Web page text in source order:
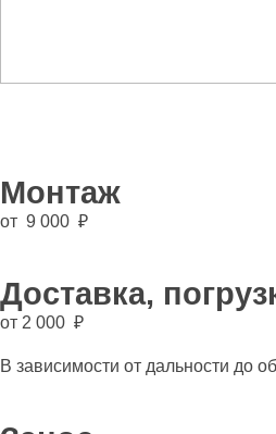
Монтаж
от 9 000 ₽
Доставка,
от 2 000 ₽
В зависимости от дальности до